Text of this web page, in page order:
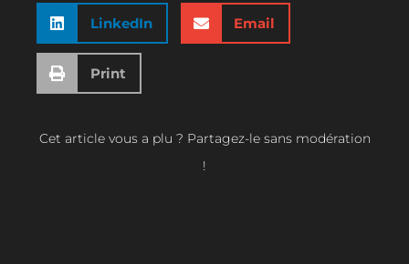
LinkedIn Email
Print
Cet article vous a plu ? Partagez-le sans modération
!